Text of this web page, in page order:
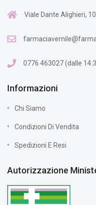
Viale Dante Alighieri,
0776 463027 (dalle
Informazioni
Chi Siamo
Condizioni Di Vendita
Spedizioni E Resi
Autorizzazione